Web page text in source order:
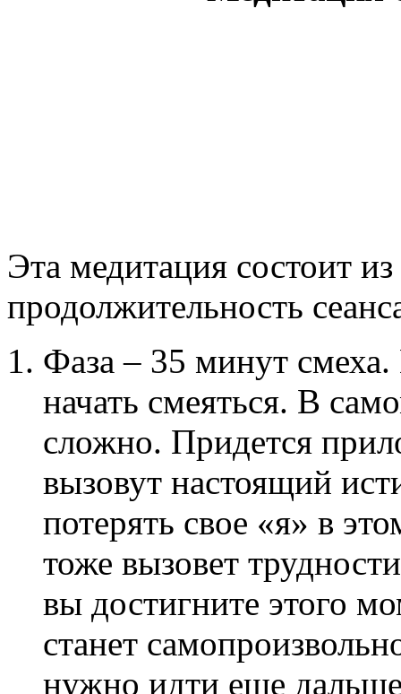
Эта медитация состоит
продолжительность
Фаза – 35 минут
начать смеяться. В
сложно. Придется
вызовут настоящий
потерять свое «я» в
тоже вызовет
вы достигните этого
станет
нужно идти еще